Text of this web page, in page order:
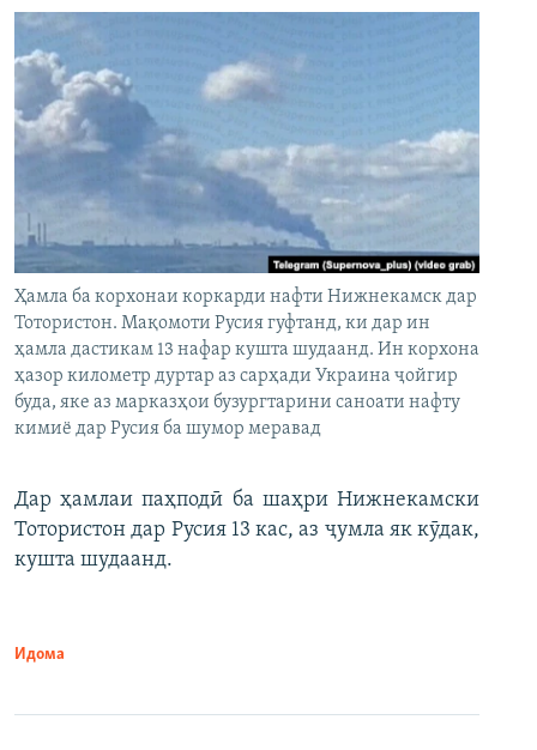
Ҳамла ба корхонаи коркарди нафти Нижнекамск дар
Тотористон. Мақомоти Русия гуфтанд, ки дар ин
ҳамла дастикам 13 нафар кушта шудаанд. Ин корхона
ҳазор километр дуртар аз сарҳади Украина ҷойгир
буда, яке аз марказҳои бузургтарини саноати нафту
кимиё дар Русия ба шумор меравад
Дар ҳамлаи паҳподӣ ба шаҳри Нижнекамски
Тотористон дар Русия 13 кас, аз ҷумла як кӯдак,
кушта шудаанд.
Идома